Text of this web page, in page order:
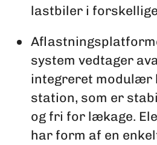
lastbiler i
system vedtager
integreret modulær
station, som er
og fri for lækage.
har form af en